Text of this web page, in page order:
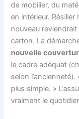
de mobilier, du
en intérieur. Résilier
nouveau
carton. La
nouvelle
le cadre adéquat
selon l’ancienneté).
plus simple. »
vraiment le